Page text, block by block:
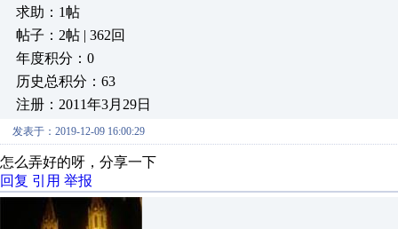
求助：1帖
帖子：2帖 | 362回
年度积分：0
历史总积分：63
注册：2011年3月29日
发表于：2019-12-09 16:00:29
怎么弄好的呀，分享一下
回复 引用 举报